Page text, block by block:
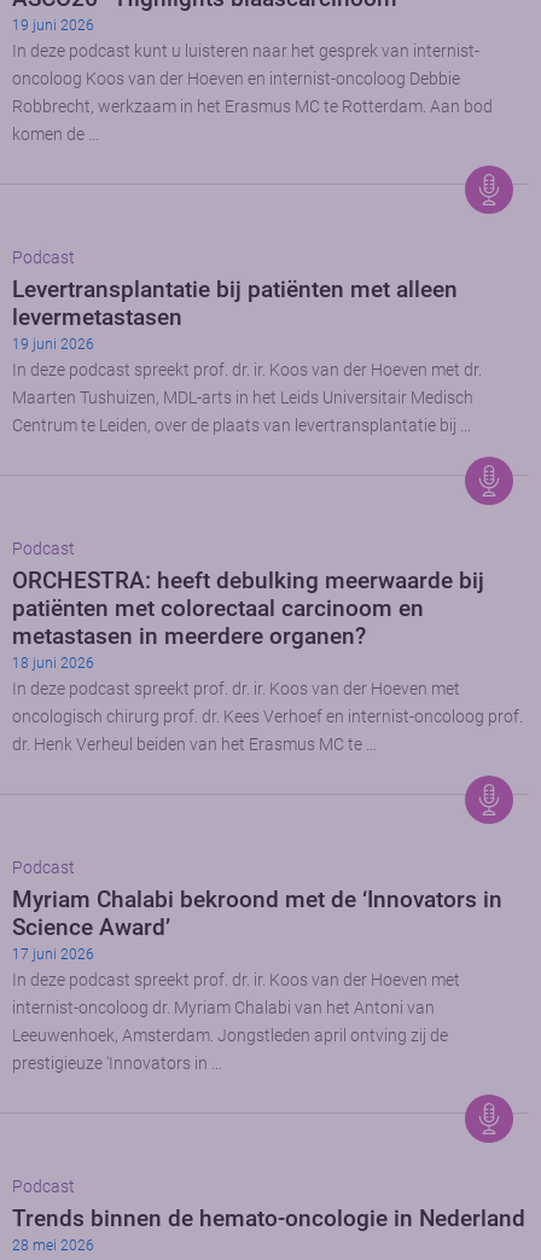
19 juni 2026
In deze podcast kunt u luisteren naar het gesprek van internist-
oncoloog Koos van der Hoeven en internist-oncoloog Debbie
Robbrecht, werkzaam in het Erasmus MC te Rotterdam. Aan bod
komen de …
Podcast
Levertransplantatie bij patiënten met alleen
levermetastasen
19 juni 2026
In deze podcast spreekt prof. dr. ir. Koos van der Hoeven met dr.
Maarten Tushuizen, MDL-arts in het Leids Universitair Medisch
Centrum te Leiden, over de plaats van levertransplantatie bij …
Podcast
ORCHESTRA: heeft debulking meerwaarde bij
patiënten met colorectaal carcinoom en
metastasen in meerdere organen?
18 juni 2026
In deze podcast spreekt prof. dr. ir. Koos van der Hoeven met
oncologisch chirurg prof. dr. Kees Verhoef en internist-oncoloog prof.
dr. Henk Verheul beiden van het Erasmus MC te …
Podcast
Myriam Chalabi bekroond met de ‘Innovators in
Science Award’
17 juni 2026
In deze podcast spreekt prof. dr. ir. Koos van der Hoeven met
internist-oncoloog dr. Myriam Chalabi van het Antoni van
Leeuwenhoek, Amsterdam. Jongstleden april ontving zij de
prestigieuze ‘Innovators in …
Podcast
Trends binnen de hemato-oncologie in Nederland
28 mei 2026